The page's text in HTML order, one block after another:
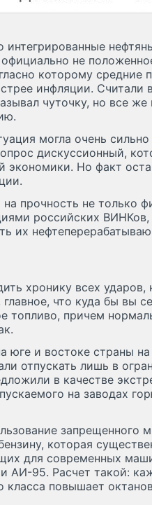
интегрированные
не
которому средние
инфляции. Считали
чуточку, но все
могла очень сильно
дискуссионный,
экономики. Но факт
прочность не только
российских
их
хронику всех ударов,
что куда бы вы
топливо, причем
и востоке страны на
отпускать лишь в
в качестве
на заводах
запрещенного
которая
для современных
АИ-95. Расчет такой:
класса повышает